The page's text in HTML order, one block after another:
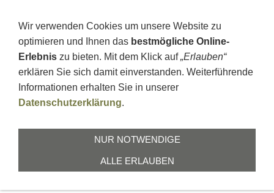
Professionelle
Wir verwenden Cookies um unsere Website zu
optimieren und Ihnen das bestmögliche Online-
Erlebnis zu bieten. Mit dem Klick auf„Erlauben“
erklären Sie sich damit einverstanden. Weiterführende
Informationen erhalten Sie in unserer
Datenschutzerklärung.
NUR NOTWENDIGE
ALLE ERLAUBEN